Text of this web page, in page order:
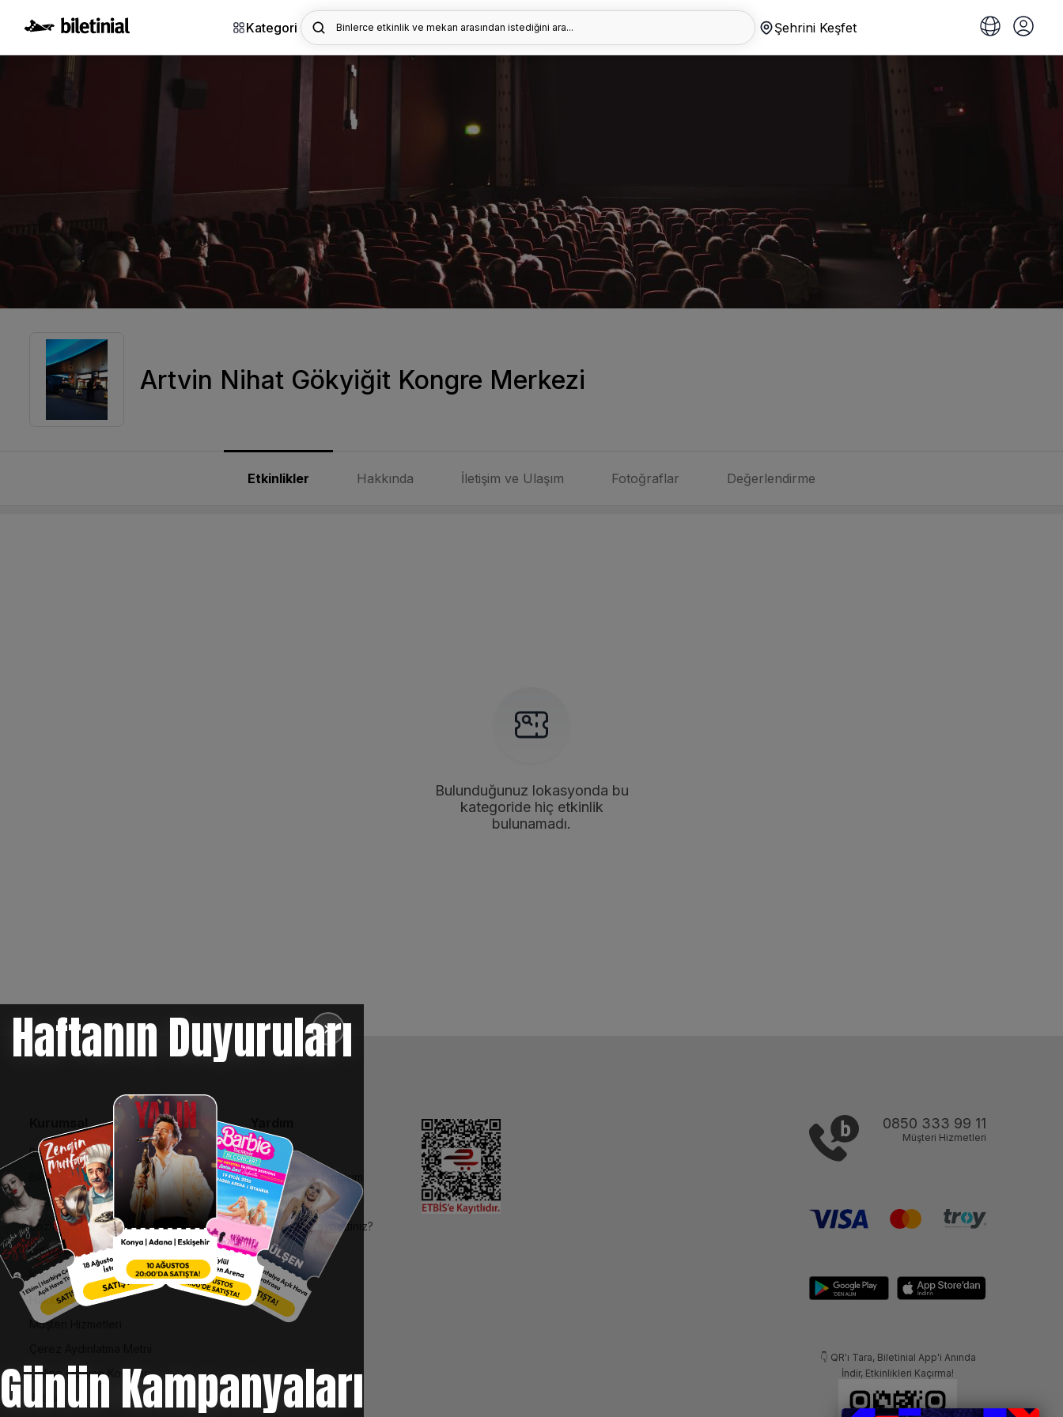
Kategori Binlerce etkinlik ve mekan arasından istediğini ara... Şehrini Keşfet
Artvin Nihat Gökyiğit Kongre Merkezi
Etkinlikler Hakkında İletişim ve Ulaşım Fotoğraflar Değerlendirme
Bulunduğunuz lokasyonda bu
kategoride hiç etkinlik
bulunamadı.
✕
Haftanın Duyuruları
Günün Kampanyaları
Kurumsal
Bilgi Toplumu Hizmetleri
BiPuan Kurallar & Koşullar
Kişisel Verilerin Korunması
Sözleşme ve Politikalar
Entegre Yönetim Sistemi Politikası
Kurumsal Kimlik
Hakkımızda
Müşteri Hizmetleri
Online Ödeme Koşulları
İletişim
SSS
İptal, İade ve Değişim
Nasıl Bilet Alınır
Biletinizi Mi Kaybettiniz?
0850 333 99 11
Müşteri Hizmetleri
👇 QR'ı Tara, Biletinial App'i Anında
İndir, Etkinlikleri Kaçırma!